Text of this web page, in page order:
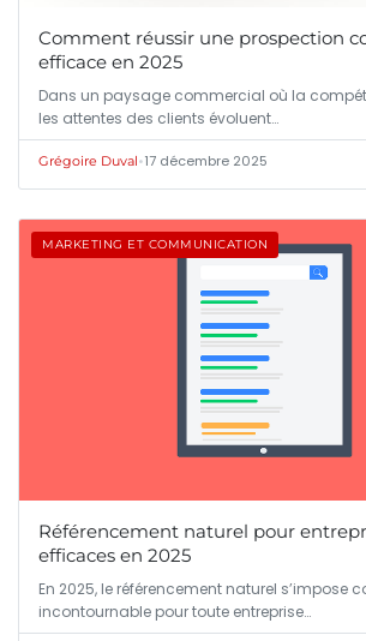
Comment réussir une prospection
efficace en 2025
Dans un paysage commercial où la
les attentes des clients évoluent…
Grégoire Duval•17 décembre 2025
MARKETING ET COMMUNICATION
Référencement naturel pour
efficaces en 2025
En 2025, le référencement naturel s’impose
incontournable pour toute entreprise…